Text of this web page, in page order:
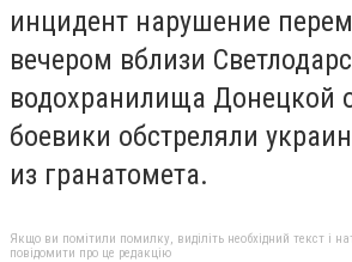
инцидент нарушение
вечером вблизи
водохранилища Донецкой
боевики обстреляли
из гранатомета.
Якщо ви помітили помилку, виділіть необхідний текст і
повідомити про це редакцію